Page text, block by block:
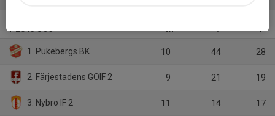
P2013 SÖ3 M +/- P
1. Pukebergs BK 10 44 28
2. Färjestadens GOIF 2 9 21 19
3. Nybro IF 2 11 14 17